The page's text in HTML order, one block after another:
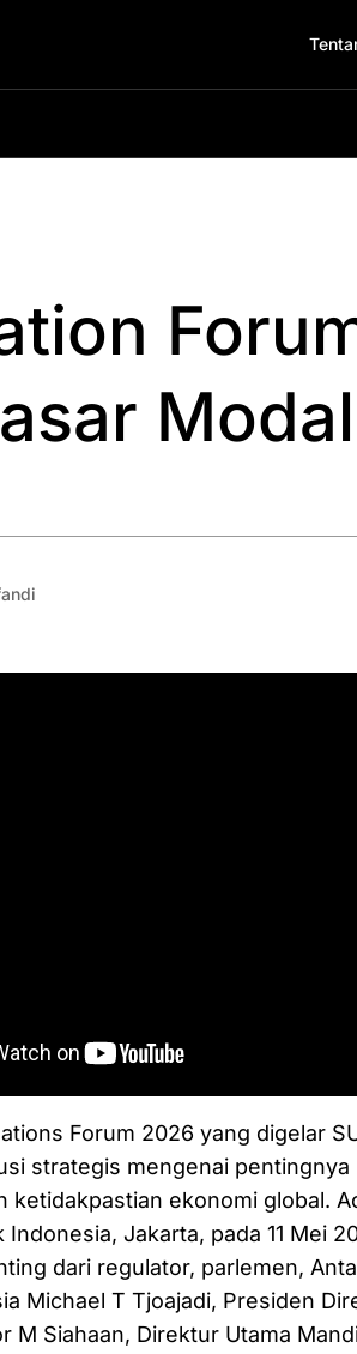
Modal
Forum 2026 yang digelar
strategis mengenai
ketidakpastian ekonomi global.
Indonesia, Jakarta, pada 11 Mei
dari regulator, parlemen,
Michael T Tjoajadi, Presiden
M Siahaan, Direktur Utama